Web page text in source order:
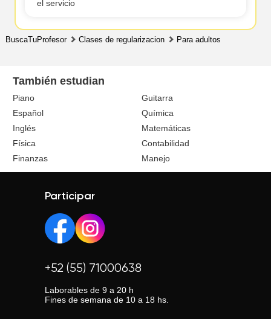
el servicio
BuscaTuProfesor Clases de regularizacion Para adultos
También estudian
Piano
Guitarra
Español
Química
Inglés
Matemáticas
Física
Contabilidad
Finanzas
Manejo
Participar
+52 (55) 71000638
Laborables de 9 a 20 h
Fines de semana de 10 a 18 hs.